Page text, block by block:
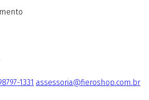
1331 assessoria@fieroshop.com.br